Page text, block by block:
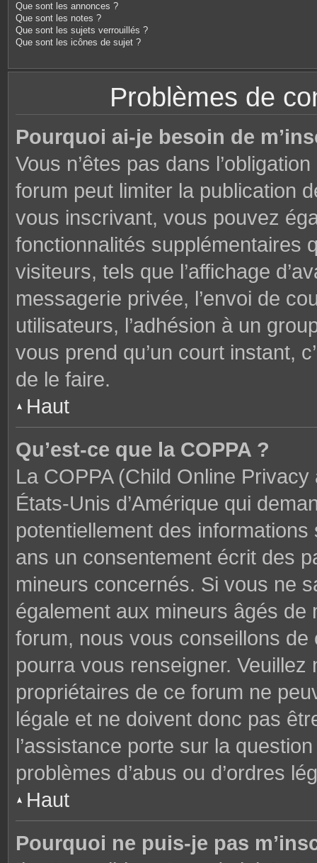
Que sont les annonces ?
Que sont les notes ?
Que sont les sujets verrouillés ?
Que sont les icônes de sujet ?
Problèmes de
Pourquoi ai-je besoin de
Vous n’êtes pas dans
forum peut limiter la publication
vous inscrivant, vous pouvez
fonctionnalités supplémentaires
visiteurs, tels que l’affichage
messagerie privée, l’envoi de
utilisateurs, l’adhésion à un
vous prend qu’un court instant,
de le faire.
Haut
Qu’est-ce que la COPPA ?
La COPPA (Child Online
États-Unis d’Amérique qui
potentiellement des
ans un consentement écrit des
mineurs concernés. Si vous ne
également aux mineurs âgés
forum, nous vous conseillons
pourra vous renseigner.
propriétaires de ce forum ne
légale et ne doivent donc pas
l’assistance porte sur la
problèmes d’abus ou d’ordres
Haut
Pourquoi ne puis-je pas